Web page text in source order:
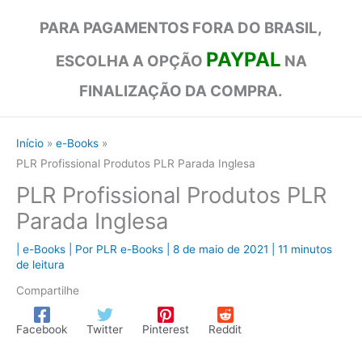
PARA PAGAMENTOS FORA DO BRASIL,
ESCOLHA A OPÇÃO PAYPAL NA
FINALIZAÇÃO DA COMPRA.
Início
e-Books
PLR Profissional Produtos PLR Parada Inglesa
PLR Profissional Produtos PLR
Parada Inglesa
e-Books | Por PLR e-Books 8 de maio de 2021
11 minutos
de leitura
Compartilhe
Facebook Twitter Pinterest Reddit